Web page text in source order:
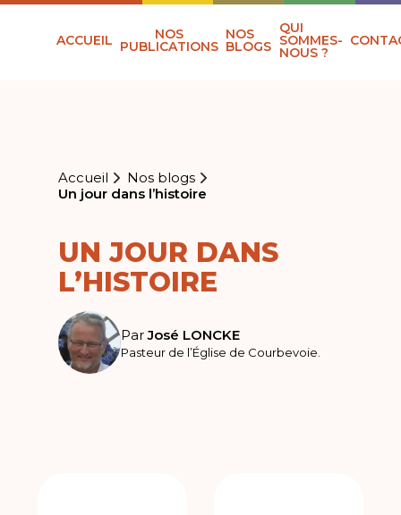
ACCUEIL NOS
PUBLICATIONS
NOS
BLOGS
QUI
SOMMES-
NOUS ?
Accueil
Nos blogs
Un jour dans l’histoire
UN JOUR DANS
L’HISTOIRE
ParJosé LONCKE
Pasteur de l’Église de Courbevoie.